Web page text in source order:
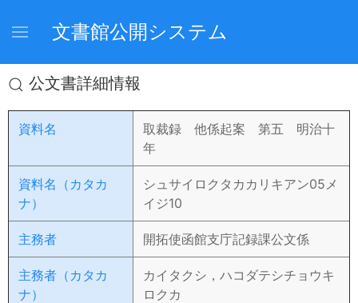
文書館公開システム
公文書詳細情報
資料名
取裁録 他係起案 第五 明治十
年
資料名（カタカ
ナ）
シュサイロクタカカリキアン05メ
イジ10
主務者 開拓使函館支庁記録課公文係
主務者（カタカ
ナ）
カイタクシ，ハコダテシチョウキ
ロクカ